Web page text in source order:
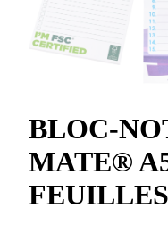
BLOC-
MATE®
FEUILLES